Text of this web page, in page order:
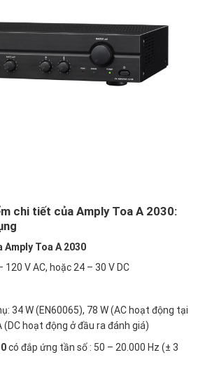
chi tiết của Amply Toa A 2030:
Toa A 2030
V AC, hoặc 24 – 30 V DC
34 W (EN60065), 78 W (AC hoạt động tại
(DC hoạt động ở đầu ra đánh giá)
có đắp ứng tần số : 50 – 20.000 Hz (± 3